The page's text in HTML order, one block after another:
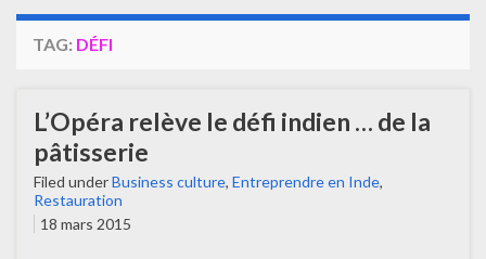
TAG: DÉFI
L’Opéra relève le défi indien … de la
pâtisserie
Filed underBusiness culture, Entreprendre en Inde,
Restauration
18 mars 2015